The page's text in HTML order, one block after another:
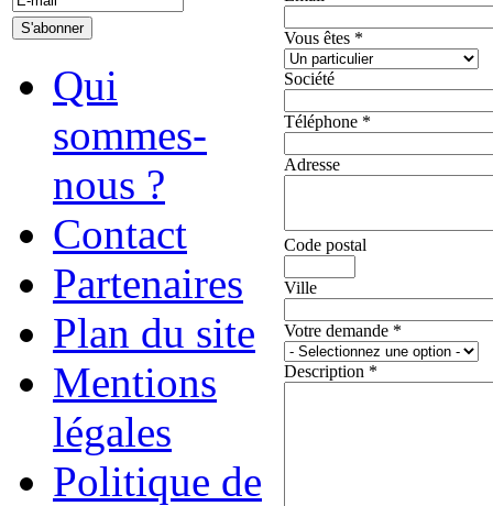
Vous êtes *
Société
Téléphone *
Adresse
Code postal
Ville
Votre demande *
Description *
Qui
sommes-
nous ?
Contact
Partenaires
Plan du site
Mentions
légales
Politique de